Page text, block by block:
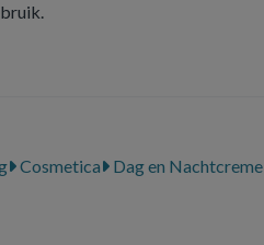
Cosmetica Dag en Nachtcreme